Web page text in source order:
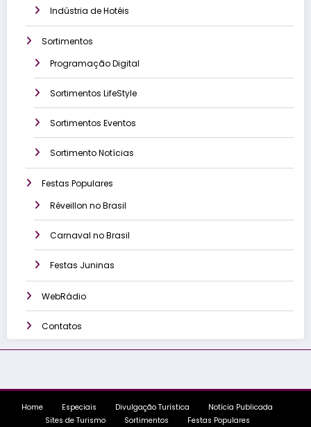
Indústria de Hotéis
Sortimentos
Programação Digital
Sortimentos LifeStyle
Sortimentos Eventos
Sortimento Notícias
Festas Populares
Réveillon no Brasil
Carnaval no Brasil
Festas Juninas
WebRádio
Contatos
Home Especiais Divulgação Turística
Notícia Publicada
Sites de Turismo
Sortimentos Festas Populares